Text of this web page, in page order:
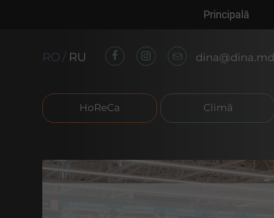
Principală
RU
RO dina@dina.md
HoReCa Climă